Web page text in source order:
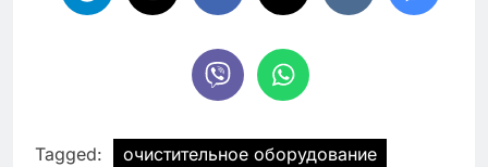
Tagged:
очистительное оборудование